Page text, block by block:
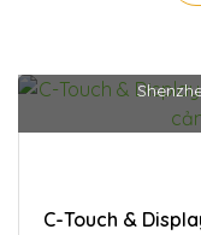
C-Touch &